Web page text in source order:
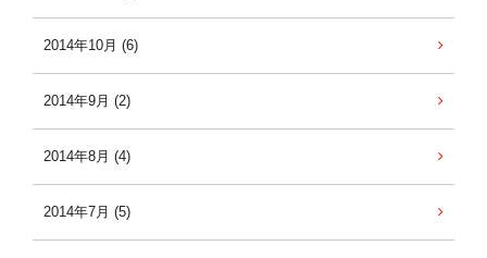
2014年10月 (6)
2014年9月 (2)
2014年8月 (4)
2014年7月 (5)